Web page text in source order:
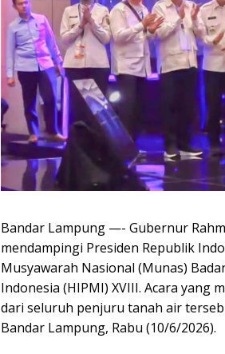
Bandar Lampung —- Gubernur
mendampingi Presiden Republik
Musyawarah Nasional (Munas)
Indonesia (HIPMI) XVIII. Acara yang
dari seluruh penjuru tanah air
Bandar Lampung, Rabu (10/6/2026).